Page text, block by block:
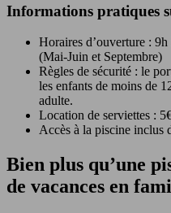
Informations pratiques
Horaires d’ouverture :
(Mai-Juin et Septembre)
Règles de sécurité : le
les enfants de moins de
adulte.
Location de serviettes :
Accès à la piscine inclus
Bien plus qu’une
de vacances en